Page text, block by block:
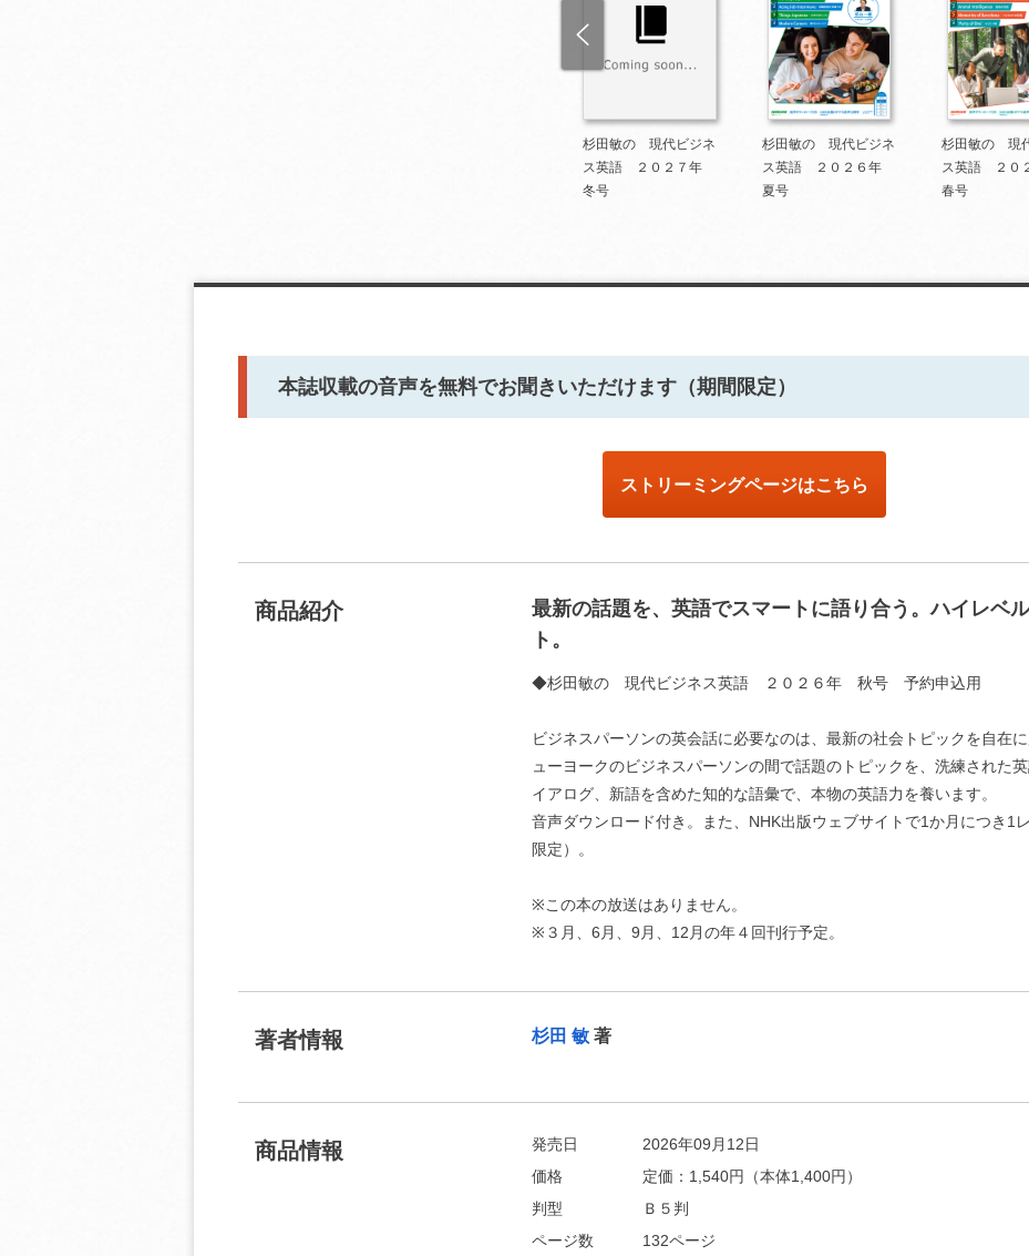
お支払いに進む
杉田敏の 現代ビジネ
ス英語 ２０２７年
冬号
杉田敏の 現代ビジネ
ス英語 ２０２６年
夏号
杉田敏の 現
ス英語 ２０
春号
本誌収載の音声を無料でお聞きいただけます（期間限定）
ストリーミングページはこちら
商品紹介
最新の話題を、英語でスマートに語り合う。ハイレベ
ト。
◆杉田敏の 現代ビジネス英語 ２０２６年 秋号 予約申込用
ビジネスパーソンの英会話に必要なのは、最新の社会トピックを自在
ューヨークのビジネスパーソンの間で話題のトピックを、洗練された
イアログ、新語を含めた知的な語彙で、本物の英語力を養います。
音声ダウンロード付き。また、NHK出版ウェブサイトで1か月につき1
限定）。
※この本の放送はありません。
※３月、6月、9月、12月の年４回刊行予定。
著者情報 杉田 敏著
商品情報 発売日
2026年09月12日
価格
定価： 1,540円（本体1,400円）
判型
Ｂ５判
ページ数
132ページ